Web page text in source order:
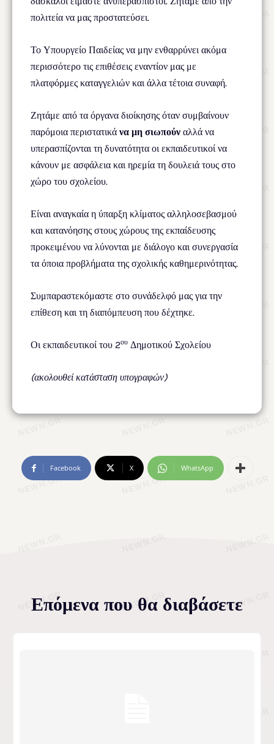
πολιτεία να μας προστατεύσει.
Το Υπουργείο Παιδείας να μην ενθαρρύνει ακόμα
περισσότερο τις επιθέσεις εναντίον μας με
πλατφόρμες καταγγελιών και άλλα τέτοια συναφή.
Ζητάμε από τα όργανα διοίκησης όταν συμβαίνουν
παρόμοια περιστατικά να μη σιωπούν αλλά να
υπερασπίζονται τη δυνατότητα οι εκπαιδευτικοί να
κάνουν με ασφάλεια και ηρεμία τη δουλειά τους στο
χώρο του σχολείου.
Είναι αναγκαία η ύπαρξη κλίματος αλληλοσεβασμού
και κατανόησης στους χώρους της εκπαίδευσης
προκειμένου να λύνονται με διάλογο και συνεργασία
τα όποια προβλήματα της σχολικής καθημερινότητας.
Συμπαραστεκόμαστε στο συνάδελφό μας για την
επίθεση και τη διαπόμπευση που δέχτηκε.
Οι εκπαιδευτικοί του 2ου Δημοτικού Σχολείου
(ακολουθεί κατάσταση υπογραφών)
Facebook X WhatsApp
Επόμενα που θα διαβάσετε